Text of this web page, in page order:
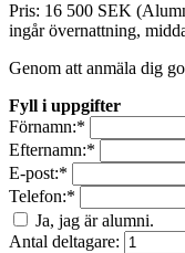
Pris: 16 500 SEK
ingår övernattning,
Genom att anmäla dig
Fyll i uppgifter
Förnamn:*
Efternamn:*
E-post:*
Telefon:*
Ja, jag är alumni.
Antal deltagare: